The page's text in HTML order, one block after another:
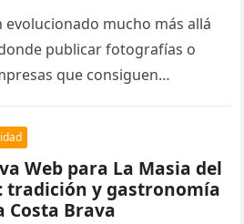
evolucionado mucho más allá
publicar fotografías o
que consiguen
Web para La Masia del
tradición y gastronomía
Costa Brava